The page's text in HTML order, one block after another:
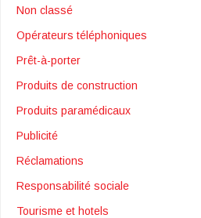
Non classé
Opérateurs téléphoniques
Prêt-à-porter
Produits de construction
Produits paramédicaux
Publicité
Réclamations
Responsabilité sociale
Tourisme et hotels